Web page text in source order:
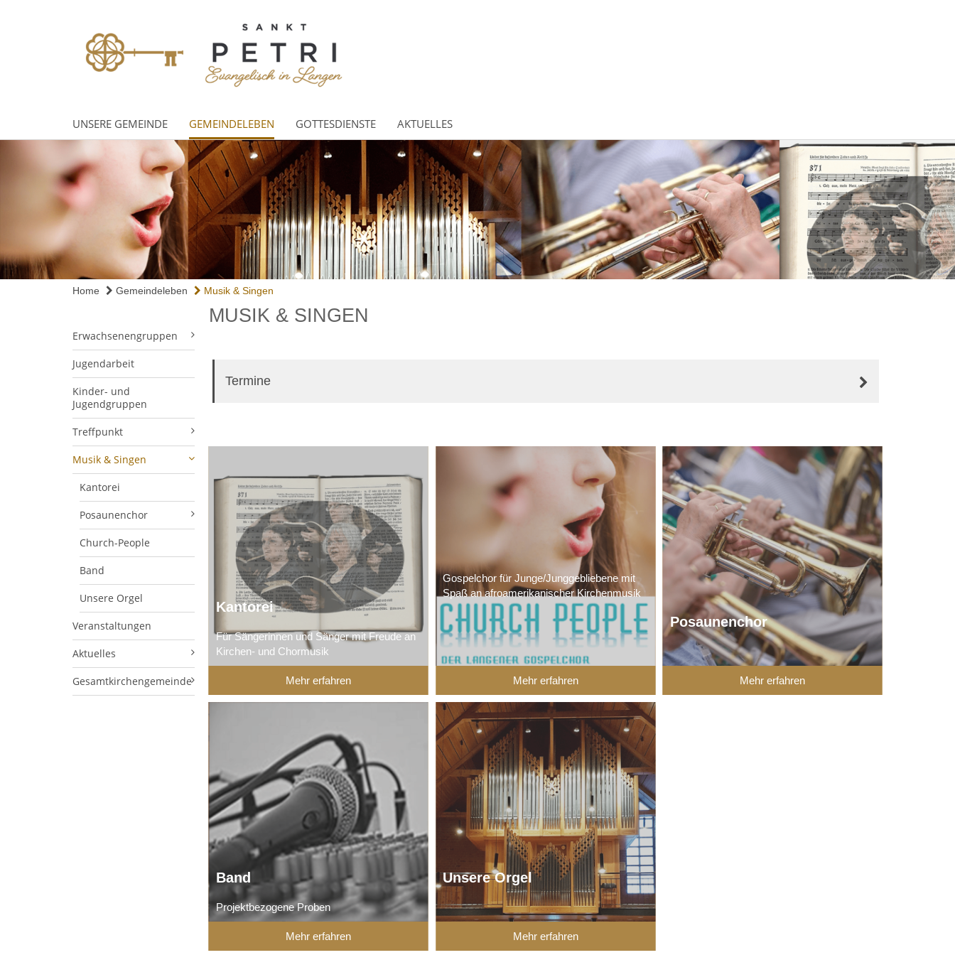
UNSERE GEMEINDE GEMEINDELEBEN GOTTESDIENSTE AKTUELLES
Home Gemeindeleben Musik & Singen
Erwachsenengruppen
Jugendarbeit
Kinder- und
Jugendgruppen
Treffpunkt
Musik & Singen
Kantorei
Posaunenchor
Church-People
Band
Unsere Orgel
Veranstaltungen
Aktuelles
Gesamtkirchengemeinde
MUSIK & SINGEN
Termine
Kantorei
Für Sängerinnen und Sänger mit Freude an
Kirchen- und Chormusik
Mehr erfahren
Gospelchor für Junge/Junggebliebene mit
Spaß an afroamerikanischer Kirchenmusik
Mehr erfahren
Posaunenchor
Mehr erfahren
Band
Projektbezogene Proben
Mehr erfahren
Unsere Orgel
Mehr erfahren